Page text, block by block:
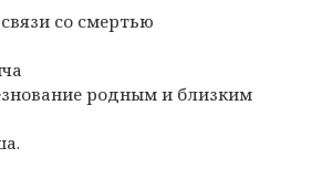
со смертью
родным и близким